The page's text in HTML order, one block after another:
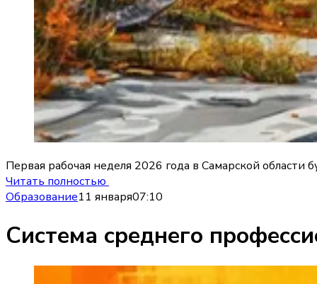
Первая рабочая неделя 2026 года в Самарской
Читать полностью
Образование11 января07:10
Система среднего